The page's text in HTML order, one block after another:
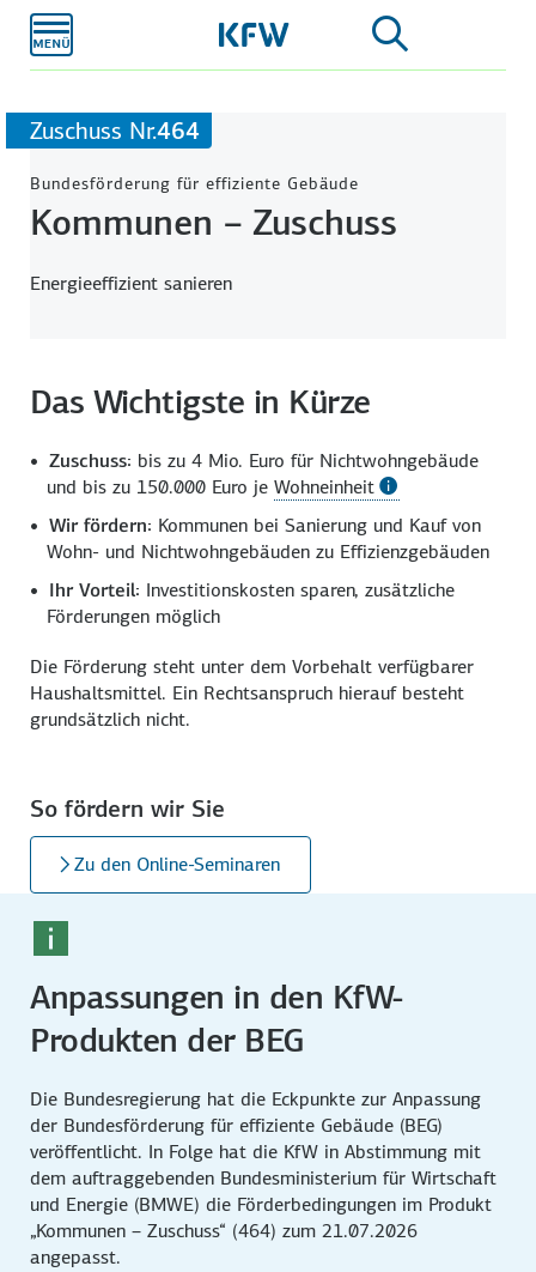
Hauptinhalt
Zuschuss Nr.464
Bundesförderung für effiziente Gebäude
Kommunen – Zuschuss
Energieeffizient sanieren
Das Wichtigste in Kürze
Zuschuss: bis zu 4 Mio. Euro für Nichtwohngebäude
und bis zu 150.000 Euro‍‌ jeWohneinheit
Wir fördern: Kommunen bei Sanierung und Kauf von
Wohn- und Nichtwohngebäuden zu Effizienzgebäuden
Ihr Vorteil: Investitionskosten sparen, zusätzliche
Förderungen möglich
Die Förderung steht unter dem Vorbehalt verfügbarer
Haushalts­mittel. Ein Rechts­anspruch hierauf besteht
grund­sätzlich nicht.
So fördern wir Sie
Zu den Online-Seminaren
Anpassungen in den KfW-
Produkten der BEG
Die Bundesregierung hat die Eckpunkte zur Anpassung
der Bundesförderung für effiziente Gebäude (BEG)
veröffentlicht. In Folge hat die KfW in Abstimmung mit
dem auftrag­gebenden Bundes­ministerium für Wirtschaft
und Energie (BMWE) die Förder­bedingungen im Produkt
„Kommunen – Zuschuss“ (464) zum 21.07.2026
angepasst.